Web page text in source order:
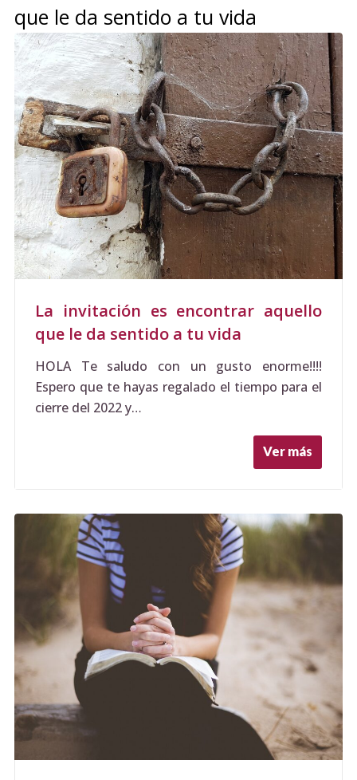
que le da sentido a tu vida
La invitación es encontrar aquello
que le da sentido a tu vida
HOLA Te saludo con un gusto enorme!!!!
Espero que te hayas regalado el tiempo para el
cierre del 2022 y…
Ver más